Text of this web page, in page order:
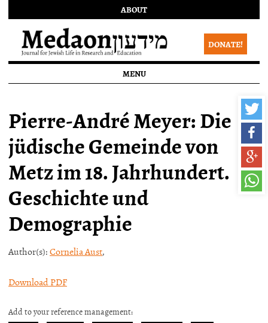
ABOUT
DONATE!
MENU
Pierre-André Meyer: Die
jüdische Gemeinde von
Metz im 18. Jahrhundert.
Geschichte und
Demographie
Author(s):Cornelia Aust,
Download PDF
Add to your reference management: